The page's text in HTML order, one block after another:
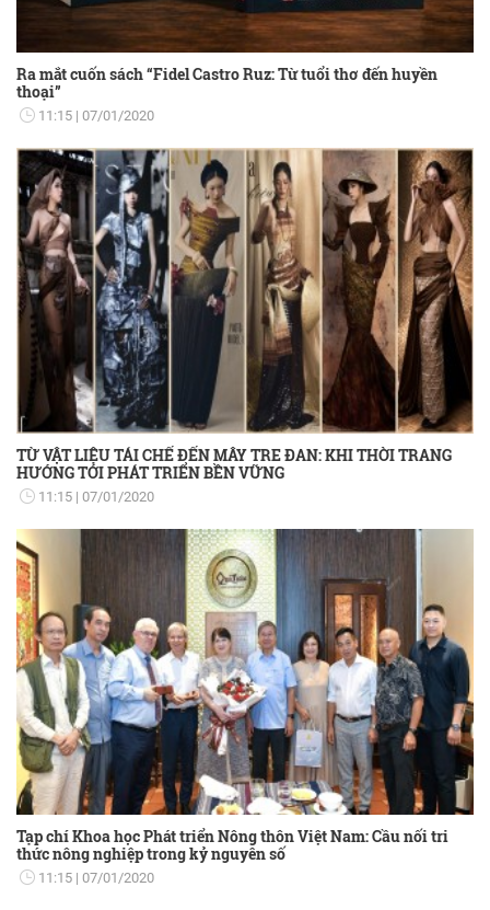
Ra mắt cuốn sách “Fidel Castro Ruz: Từ tuổi thơ đến huyền
thoại”
11:15 07/01/2020
TỪ VẬT LIỆU TÁI CHẾ ĐẾN MÂY TRE ĐAN: KHI THỜI TRANG
HƯỚNG TỚI PHÁT TRIỂN BỀN VỮNG
11:15 07/01/2020
Tạp chí Khoa học Phát triển Nông thôn Việt Nam: Cầu nối tri
thức nông nghiệp trong kỷ nguyên số
11:15 07/01/2020